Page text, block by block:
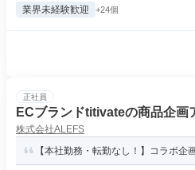
業界未経験歓迎 +24個
正社員
ECブランドtitivateの商品企画
株式会社ALEFS
【本社勤務・転勤なし！】コラボ企